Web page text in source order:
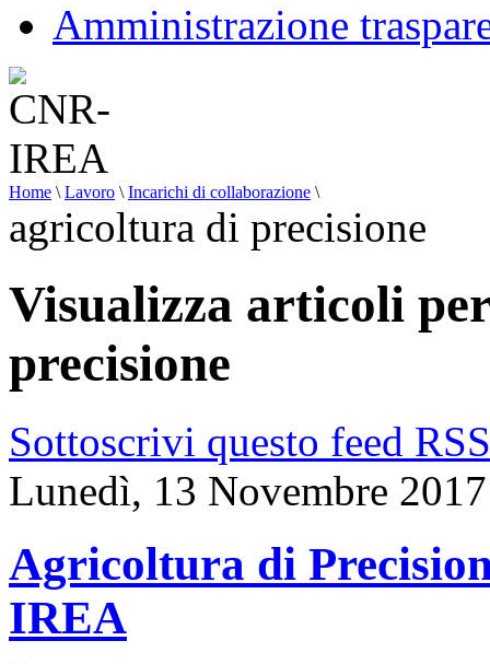
Amministrazione
Home \ Lavoro \ Incarichi di collaborazione \
agricoltura di precisione
Visualizza articoli
precisione
Sottoscrivi questo feed RSS
Lunedì, 13 Novembre
Agricoltura di
IREA